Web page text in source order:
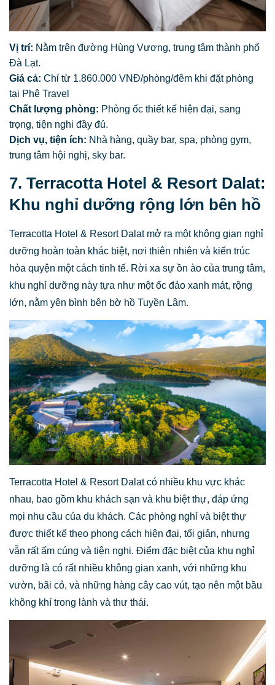
Vị trí: Nằm trên đường Hùng Vương, trung tâm thành phố
Đà Lạt.
Giá cả: Chỉ từ 1.860.000 VNĐ/phòng/đêm khi đặt phòng
tại Phê Travel
Chất lượng phòng: Phòng ốc thiết kế hiện đại, sang
trọng, tiện nghi đầy đủ.
Dịch vụ, tiện ích: Nhà hàng, quầy bar, spa, phòng gym,
trung tâm hội nghị, sky bar.
7. Terracotta Hotel & Resort Dalat:
Khu nghỉ dưỡng rộng lớn bên hồ
Terracotta Hotel & Resort Dalat mở ra một không gian nghỉ
dưỡng hoàn toàn khác biệt, nơi thiên nhiên và kiến trúc
hòa quyện một cách tinh tế. Rời xa sự ồn ào của trung tâm,
khu nghỉ dưỡng này tựa như một ốc đảo xanh mát, rộng
lớn, nằm yên bình bên bờ hồ Tuyền Lâm.
Terracotta Hotel & Resort Dalat có nhiều khu vực khác
nhau, bao gồm khu khách sạn và khu biệt thự, đáp ứng
mọi nhu cầu của du khách. Các phòng nghỉ và biệt thự
được thiết kế theo phong cách hiện đại, tối giản, nhưng
vẫn rất ấm cúng và tiện nghi. Điểm đặc biệt của khu nghỉ
dưỡng là có rất nhiều không gian xanh, với những khu
vườn, bãi cỏ, và những hàng cây cao vút, tạo nên một bầu
không khí trong lành và thư thái.